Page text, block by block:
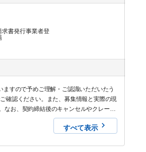
求書発行事業者登
すので予めご理解・ご認識いただいたう
確認ください。また、募集情報と実際の現
なお、契約締結後のキャンセルやクレーム
すべて表示